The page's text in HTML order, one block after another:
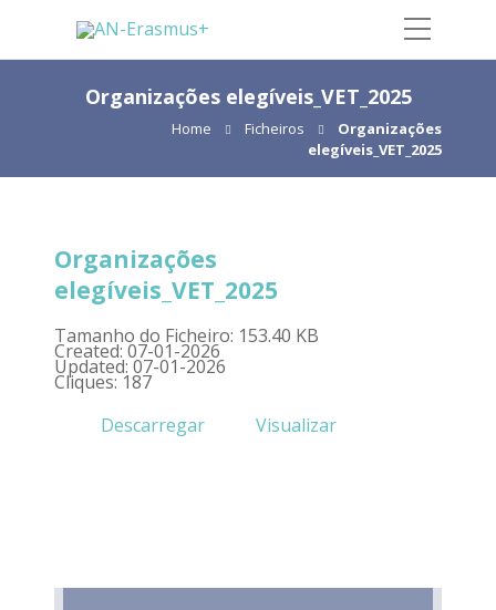
Organizações elegíveis_VET_2025
Home Ficheiros
Organizações
elegíveis_VET_2025
Organizações
elegíveis_VET_2025
Tamanho do Ficheiro: 153.40 KB
Created: 07-01-2026
Updated: 07-01-2026
Cliques: 187
Descarregar
Visualizar